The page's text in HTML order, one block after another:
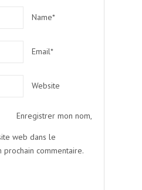
Name*
Email*
Website
Enregistrer mon nom,
web dans le
commentaire.